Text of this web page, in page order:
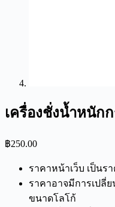
เครื่องชั่งน้ำหนัก
฿250.00
ราคาหน้าเว็บ เป็นร
ราคาอาจมีการเปลี่
ขนาดโลโก้